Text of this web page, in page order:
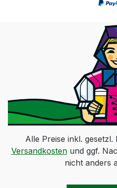
Alle Preise inkl.
Versandkostenund ggf.
nicht anders